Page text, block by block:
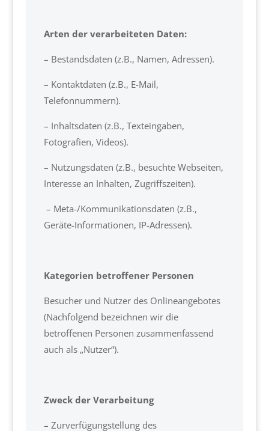
Arten der verarbeiteten Daten:
– Bestandsdaten (z.B., Namen, Adressen).
– Kontaktdaten (z.B., E-Mail,
Telefonnummern).
– Inhaltsdaten (z.B., Texteingaben,
Fotografien, Videos).
– Nutzungsdaten (z.B., besuchte Webseiten,
Interesse an Inhalten, Zugriffszeiten).
– Meta-/Kommunikationsdaten (z.B.,
Geräte-Informationen, IP-Adressen).
Kategorien betroffener Personen
Besucher und Nutzer des Onlineangebotes
(Nachfolgend bezeichnen wir die
betroffenen Personen zusammenfassend
auch als „Nutzer“).
Zweck der Verarbeitung
– Zurverfügungstellung des